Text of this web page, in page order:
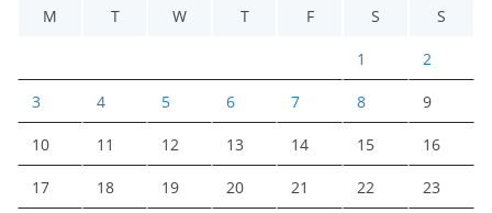
M
T W T F S S
1 2
3 4 5 6 7 8 9
10 11 12 13 14 15 16
17 18 19 20 21 22 23